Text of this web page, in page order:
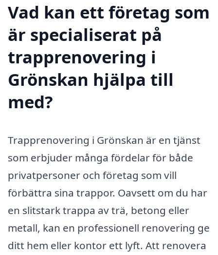
Vad kan ett företag som
är specialiserat på
trapprenovering i
Grönskan hjälpa till
med?
Trapprenovering i Grönskan är en tjänst
som erbjuder många fördelar för både
privatpersoner och företag som vill
förbättra sina trappor. Oavsett om du har
en slitstark trappa av trä, betong eller
metall, kan en professionell renovering ge
ditt hem eller kontor ett lyft. Att renovera